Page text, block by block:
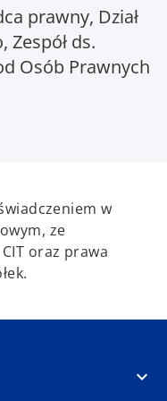
prawny, Dział
ds.
Osób Prawnych
w
ze
oraz prawa